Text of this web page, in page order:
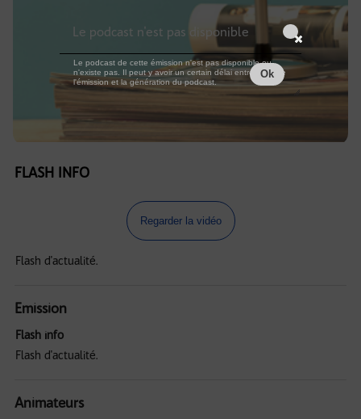
FLASH INFO
Regarder la vidéo
Flash d'actualité.
Emission
Flash info
Flash d'actualité.
Animateurs
Le podcast n'est pas disponible
Le podcast de cette émission n'est pas disponible ou
n'existe pas. Il peut y avoir un certain délai entre la fin de
l'émission et la génération du podcast.
Ok